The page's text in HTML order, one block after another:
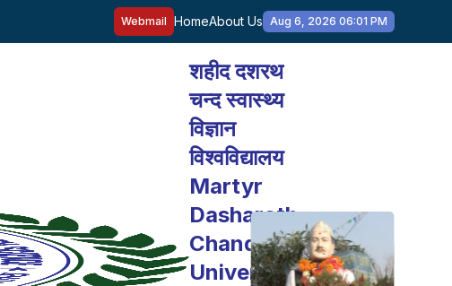
Webmail HomeAbout Us Aug 6, 2026 06:01 PM
शहीद दशरथ
चन्द स्वास्थ्य
विज्ञान
विश्वविद्यालय
Martyr
Dasharath
Chand
University